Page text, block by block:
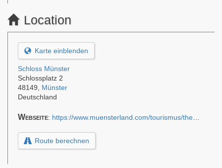
Location
Karte einblenden
Schloss Münster
Schlossplatz 2
48149
Münster
Deutschland
Webseite: https://www.muensterland.com/tourismus/themen/erlebnis-region-muensterland/burgen-und-schloesser-im-muensterland/schloss-muenster/
Route berechnen